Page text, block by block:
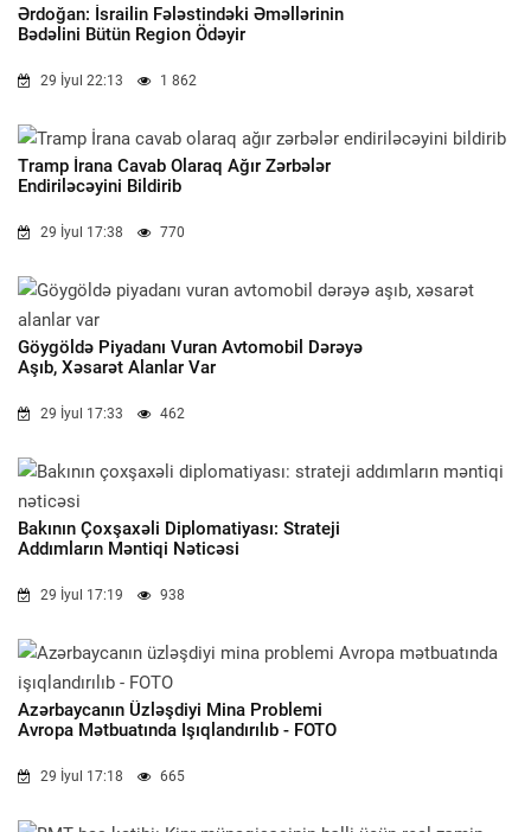
Ərdoğan: İsrailin Fələstindəki Əməllərinin
Bədəlini Bütün Region Ödəyir
29 İyul 22:13 1 862
Tramp İrana Cavab Olaraq Ağır Zərbələr
Endiriləcəyini Bildirib
29 İyul 17:38 770
Göygöldə Piyadanı Vuran Avtomobil Dərəyə
Aşıb, Xəsarət Alanlar Var
29 İyul 17:33 462
Bakının Çoxşaxəli Diplomatiyası: Strateji
Addımların Məntiqi Nəticəsi
29 İyul 17:19 938
Azərbaycanın Üzləşdiyi Mina Problemi
Avropa Mətbuatında Işıqlandırılıb - FOTO
29 İyul 17:18 665